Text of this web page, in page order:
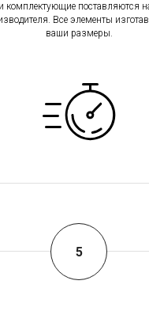
комплектующие поставляются
Все элементы
ваши размеры.